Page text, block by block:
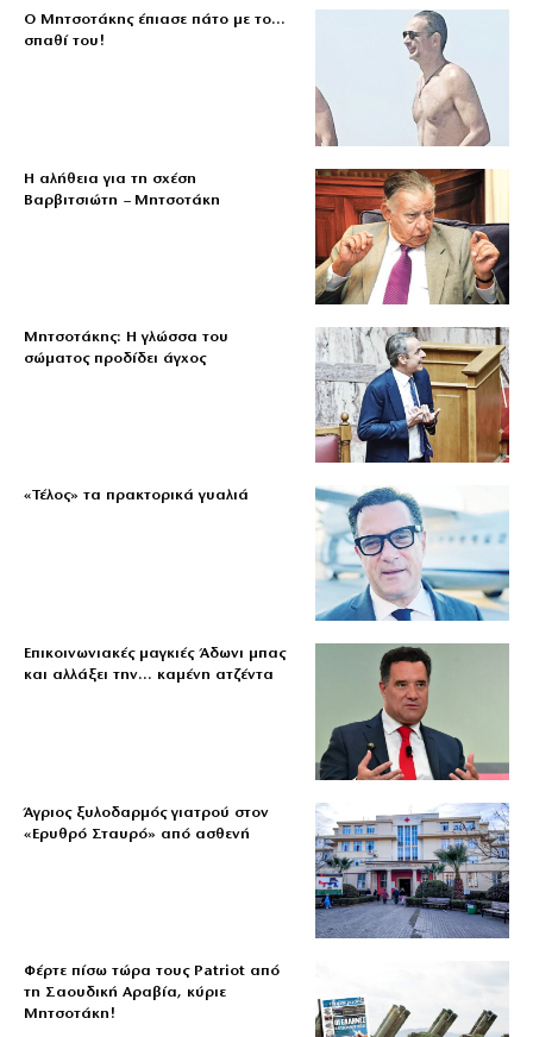
Ο Μητσοτάκης έπιασε πάτο με το…
σπαθί του!
Η αλήθεια για τη σχέση
Βαρβιτσιώτη – Μητσοτάκη
Μητσοτάκης: Η γλώσσα του
σώματος προδίδει άγχος
«Τέλος» τα πρακτορικά γυαλιά
Επικοινωνιακές μαγκιές Άδωνι μπας
και αλλάξει την… καμένη ατζέντα
Άγριος ξυλοδαρμός γιατρού στον
«Ερυθρό Σταυρό» από ασθενή
Φέρτε πίσω τώρα τους Patriot από
τη Σαουδική Αραβία, κύριε
Μητσοτάκη!